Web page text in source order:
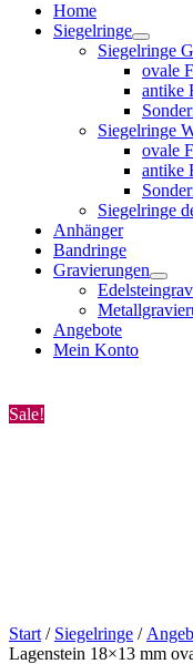
Home
Siegelringe
Siegelringe
ovale
antike
Siegelringe
ovale
antike
Siegelringe
Anhänger
Bandringe
Gravierungen
Angebote
Mein Konto
Sale!
Start / Siegelringe /
Lagenstein 18×13 mm